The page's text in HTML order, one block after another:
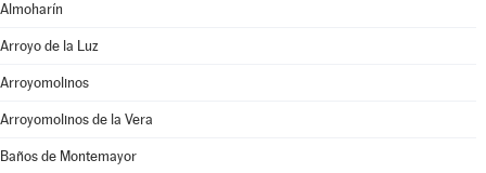
Almoharín
Arroyo de la Luz
Arroyomolinos
Arroyomolinos de la Vera
Baños de Montemayor